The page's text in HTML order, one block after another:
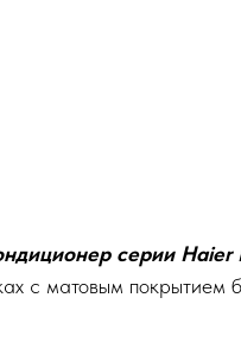
серии Haier
с матовым покрытием